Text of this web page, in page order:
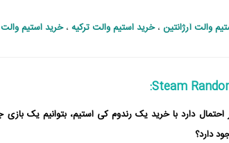
والت آرژانتین،خرید استیم والت ترکیه،خرید استیم والت
دارد با خرید یک رندوم کی استیم، بتوانیم یک بازی